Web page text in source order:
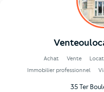
Achat Vente
Immobilier professionnel
35 Ter